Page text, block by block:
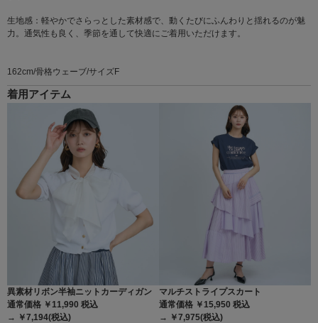
生地感：軽やかでさらっとした素材感で、動くたびにふんわりと揺れるのが魅
力。通気性も良く、季節を通して快適にご着用いただけます。
162cm/骨格ウェーブ/サイズF
着用アイテム
異素材リボン半袖ニットカーディガン
通常価格 ￥11,990 税込
→ ￥7,194(税込)
マルチストライプスカート
通常価格 ￥15,950 税込
→ ￥7,975(税込)